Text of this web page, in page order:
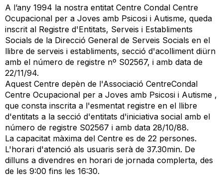
A l’any 1994 la nostra entitat Centre Condal Centre
Ocupacional per a Joves amb Psicosi i Autisme, queda
inscrit al Registre d'Entitats, Serveis i Establiments
Socials de la Direcció General de Serveis Socials en el
llibre de serveis i establiments, secció d'acolliment diürn
amb el número de registre nº S02567, i amb data de
22/11/94.
Aquest Centre depèn de l'Associació CentreCondal
Centre Ocupacional per a Joves amb Psicosi i Autisme ,
que consta inscrita a l'esmentat registre en el llibre
d'entitats a la secció d'entitats d'iniciativa social amb el
número de registre S02567 i amb data 28/10/88.
La capacitat màxima del Centre es de 22 persones.
L'horari d'atenció als usuaris serà de 37.30min. De
dilluns a divendres en horari de jornada complerta, des
de les 9:00 fins les 16:30.